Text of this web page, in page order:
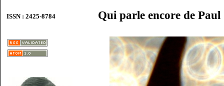
ISSN : 2425-8784
Qui parle encore de Paul